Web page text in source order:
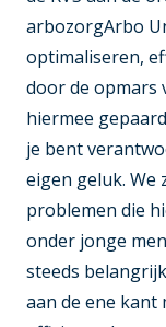
arbozorgArbo
optimaliseren,
door de opmars
hiermee
je bent
eigen geluk. We
problemen die
onder jonge
steeds
aan de ene kant